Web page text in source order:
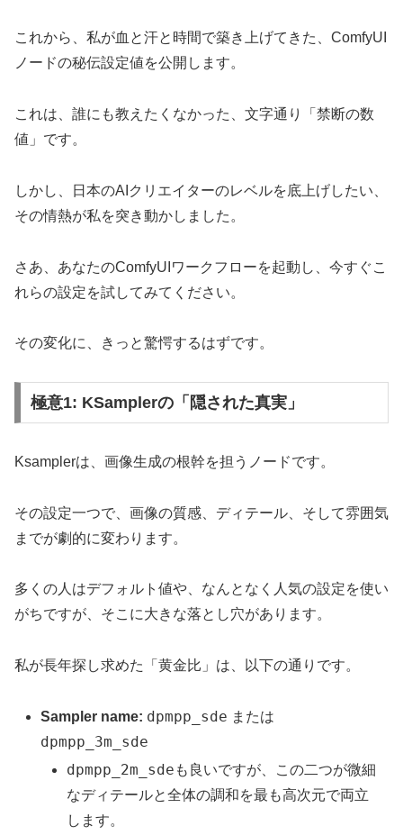
これから、私が血と汗と時間で築き上げてきた、ComfyUI
ノードの秘伝設定値を公開します。
これは、誰にも教えたくなかった、文字通り「禁断の数
値」です。
しかし、日本のAIクリエイターのレベルを底上げしたい、
その情熱が私を突き動かしました。
さあ、あなたのComfyUIワークフローを起動し、今すぐこ
れらの設定を試してみてください。
その変化に、きっと驚愕するはずです。
極意1: KSamplerの「隠された真実」
Ksamplerは、画像生成の根幹を担うノードです。
その設定一つで、画像の質感、ディテール、そして雰囲気
までが劇的に変わります。
多くの人はデフォルト値や、なんとなく人気の設定を使い
がちですが、そこに大きな落とし穴があります。
私が長年探し求めた「黄金比」は、以下の通りです。
Sampler name: dpmpp_sde または
dpmpp_3m_sde
dpmpp_2m_sde も良いですが、この二つが微細
なディテールと全体の調和を最も高次元で両立
します。